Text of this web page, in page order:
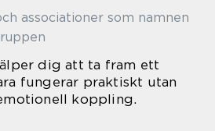
associationer som namnen
dig att ta fram ett
fungerar praktiskt utan
koppling.